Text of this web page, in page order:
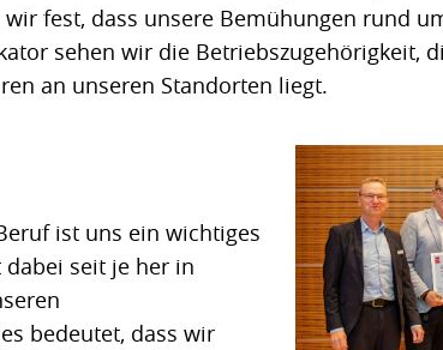
fest, dass unsere Bemühungen rund
sehen wir die Betriebszugehörigkeit,
an unseren Standorten liegt.
ist uns ein wichtiges
seit je her in
bedeutet, dass wir